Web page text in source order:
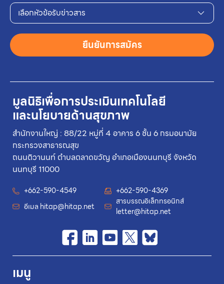
มูลนิธิเพื่อการประเมินเทคโนโลยี
และนโยบายด้านสุขภาพ
สำนักงานใหญ่ : 88/22 หมู่ที่ 4 อาคาร 6 ชั้น 6 กรมอนามัย
กระทรวงสาธารณสุข
ถนนติวานนท์ ตำบลตลาดขวัญ อำเภอเมืองนนทบุรี จังหวัด
นนทบุรี 11000
+662-590-4549
+662-590-4369
อีเมล hitap@hitap.net
สารบรรณอิเล็กทรอนิกส์
letter@hitap.net
เมนู
เลือกหัวข้อรับข่าวสาร
ยืนยันการสมัคร